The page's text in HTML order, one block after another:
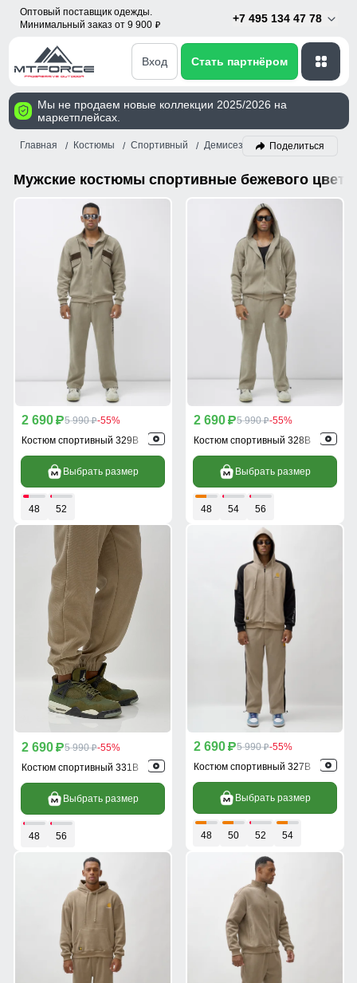
Оптовый поставщик одежды.
Минимальный заказ от 9 900 p
+7 495 134 47 78
Вход Стать партнёром
Мы не продаем новые коллекции 2025/2026 на
маркетплейсах.
Главная Костюмы Спортивный Демисезон Мужской
Поделиться
Мужские костюмы спортивные бежевого
2 690 p5 990 p-55%
Костюм спортивный 329B
Выбрать размер
48 52
2 690 p5 990 p-55%
Костюм спортивный 328B
Выбрать размер
48 54 56
2 690 p5 990 p-55%
Костюм спортивный 331B
Выбрать размер
48 56
2 690 p5 990 p-55%
Костюм спортивный 327B
Выбрать размер
48 50 52 54